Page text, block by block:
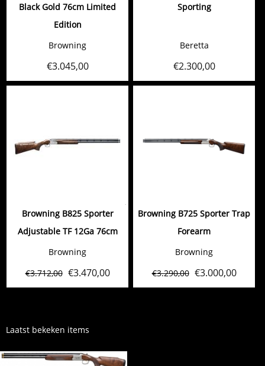
Black Gold 76cm Limited
Edition
Browning
€3.045,00
Sporting
Beretta
€2.300,00
Browning B825 Sporter
Adjustable TF 12Ga 76cm
Browning
€3.712,00 €3.470,00
Browning B725 Sporter Trap
Forearm
Browning
€3.290,00 €3.000,00
Laatst bekeken items